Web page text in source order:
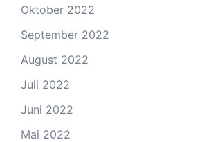
Oktober 2022
September 2022
August 2022
Juli 2022
Juni 2022
Mai 2022